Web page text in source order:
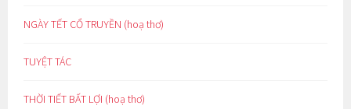
NGÀY TẾT CỔ TRUYỀN (hoạ thơ)
TUYỆT TÁC
THỜI TIẾT BẤT LỢI (hoạ thơ)